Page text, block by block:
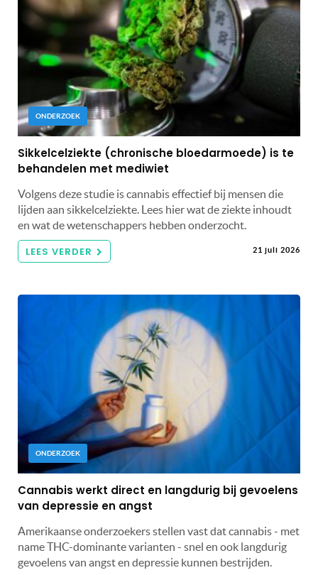
ONDERZOEK
Sikkelcelziekte (chronische bloedarmoede) is te
behandelen met mediwiet
Volgens deze studie is cannabis effectief bij mensen die
lijden aan sikkelcelziekte. Lees hier wat de ziekte inhoudt
en wat de wetenschappers hebben onderzocht.
LEES VERDER 21 juli 2026
ONDERZOEK
Cannabis werkt direct en langdurig bij gevoelens
van depressie en angst
Amerikaanse onderzoekers stellen vast dat cannabis - met
name THC-dominante varianten - snel en ook langdurig
gevoelens van angst en depressie kunnen bestrijden.